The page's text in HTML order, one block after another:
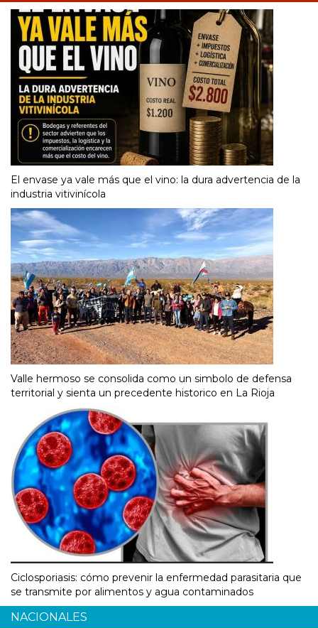
El envase ya vale más que el vino: la dura advertencia de la
industria vitivinícola
Valle hermoso se consolida como un simbolo de defensa
territorial y sienta un precedente historico en La Rioja
Ciclosporiasis: cómo prevenir la enfermedad parasitaria que
se transmite por alimentos y agua contaminados
NACIONALES